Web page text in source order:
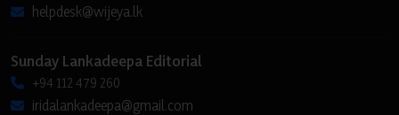
helpdesk@wijeya.lk
Sunday Lankadeepa Editorial
+94 112 479 260
iridalankadeepa@gmail.com